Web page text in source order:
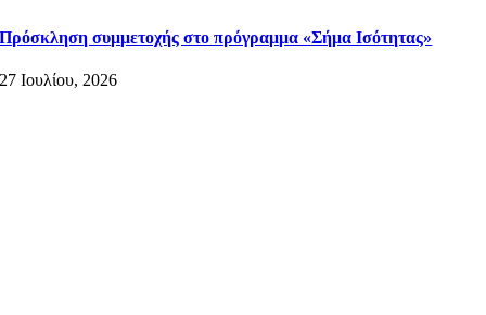
Πρόσκληση συμμετοχής στο πρόγραμμα «Σήμα Ισότητας»
27 Ιουλίου, 2026